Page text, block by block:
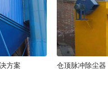
方案